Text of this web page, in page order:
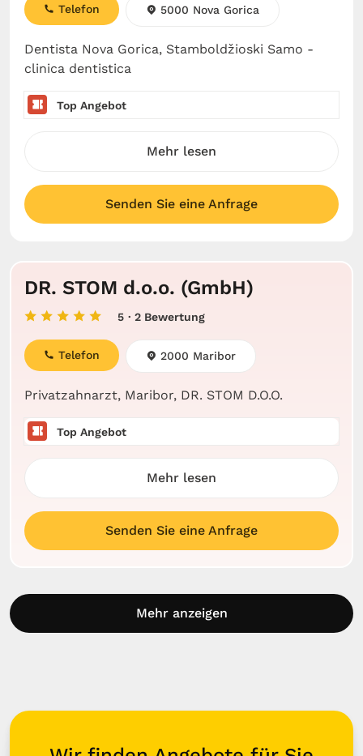
Dentista Nova Gorica, Stamboldžioski Samo -
clinica dentistica
Telefon 5000 Nova Gorica
Top Angebot
Mehr lesen
Senden Sie eine Anfrage
DR. STOM d.o.o. (GmbH)
5 · 2 Bewertung
Privatzahnarzt, Maribor, DR. STOM D.O.O.
Telefon 2000 Maribor
Top Angebot
Mehr lesen
Senden Sie eine Anfrage
Mehr anzeigen